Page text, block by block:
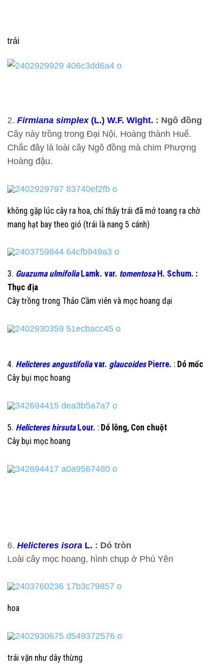
trái
2. Firmiana simplex(L.) W.F. Wight. : Ngô đồng
Cây này trồng trong Đại Nội, Hoàng thành Huế.
Chắc đây là loài cây Ngô đồng mà chim Phượng
Hoàng đậu.
không gặp lúc cây ra hoa, chỉ thấy trái đã mở toang ra chờ
mang hạt bay theo gió (trái là nang 5 cánh)
3. Guazuma ulmifolia Lamk. var. tomentosaH. Schum. :
Thục địa
Cây trồng trong Thảo Cầm viên và mọc hoang dại
4. Helicteres angustifoliavar. glaucoidesPierre. : Dó mốc
Cây bụi mọc hoang
5. Helicteres hirsutaLour. : Dó lông, Con chuột
Cây bụi mọc hoang
6. Helicteres isora L. : Dó tròn
Loài cây mọc hoang, hình chụp ở Phú Yên
hoa
trái vặn như dây thừng